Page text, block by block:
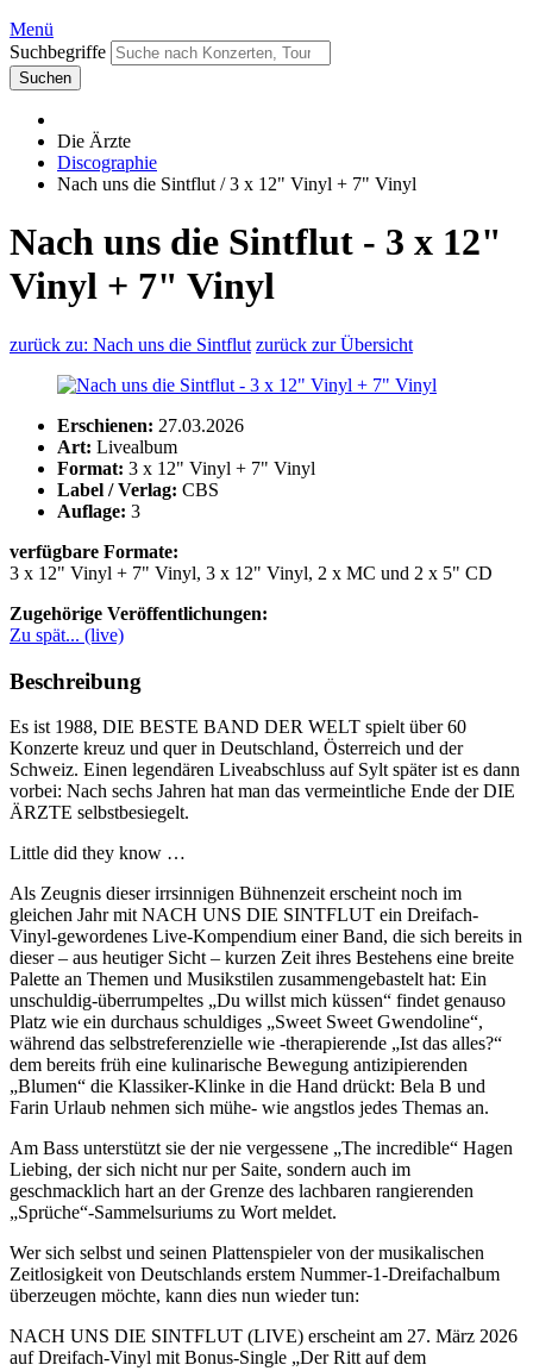
Menü
Suchbegriffe
Suchen
Die Ärzte
Discographie
Nach uns die Sintflut / 3 x 12" Vinyl + 7" Vinyl
Nach uns die Sintflut - 3 x 12"
Vinyl + 7" Vinyl
zurück zu: Nach uns die Sintflut zurück zur Übersicht
Erschienen: 27.03.2026
Art: Livealbum
Format: 3 x 12" Vinyl + 7" Vinyl
Label / Verlag: CBS
Auflage: 3
verfügbare Formate:
3 x 12" Vinyl + 7" Vinyl, 3 x 12" Vinyl, 2 x MC und 2 x 5" CD
Zugehörige Veröffentlichungen:
Zu spät... (live)
Beschreibung
Es ist 1988, DIE BESTE BAND DER WELT spielt über 60
Konzerte kreuz und quer in Deutschland, Österreich und der
Schweiz. Einen legendären Liveabschluss auf Sylt später ist es dann
vorbei: Nach sechs Jahren hat man das vermeintliche Ende der DIE
ÄRZTE selbstbesiegelt.
Little did they know …
Als Zeugnis dieser irrsinnigen Bühnenzeit erscheint noch im
gleichen Jahr mit NACH UNS DIE SINTFLUT ein Dreifach-
Vinyl-gewordenes Live-Kompendium einer Band, die sich bereits in
dieser – aus heutiger Sicht – kurzen Zeit ihres Bestehens eine breite
Palette an Themen und Musikstilen zusammengebastelt hat: Ein
unschuldig-überrumpeltes „Du willst mich küssen“ findet genauso
Platz wie ein durchaus schuldiges „Sweet Sweet Gwendoline“,
während das selbstreferenzielle wie -therapierende „Ist das alles?“
dem bereits früh eine kulinarische Bewegung antizipierenden
„Blumen“ die Klassiker-Klinke in die Hand drückt: Bela B und
Farin Urlaub nehmen sich mühe- wie angstlos jedes Themas an.
Am Bass unterstützt sie der nie vergessene „The incredible“ Hagen
Liebing, der sich nicht nur per Saite, sondern auch im
geschmacklich hart an der Grenze des lachbaren rangierenden
„Sprüche“-Sammelsuriums zu Wort meldet.
Wer sich selbst und seinen Plattenspieler von der musikalischen
Zeitlosigkeit von Deutschlands erstem Nummer-1-Dreifachalbum
überzeugen möchte, kann dies nun wieder tun:
NACH UNS DIE SINTFLUT (LIVE) erscheint am 27. März 2026
auf Dreifach-Vinyl mit Bonus-Single „Der Ritt auf dem